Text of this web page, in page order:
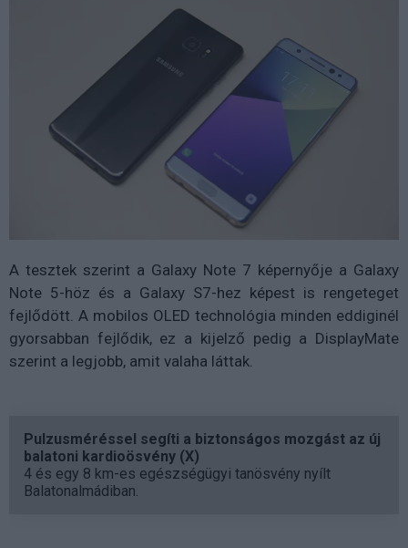
A tesztek szerint a Galaxy Note 7 képernyője a Galaxy
Note 5-höz és a Galaxy S7-hez képest is rengeteget
fejlődött. A mobilos OLED technológia minden eddiginél
gyorsabban fejlődik, ez a kijelző pedig a DisplayMate
szerint a legjobb, amit valaha láttak.
Pulzusméréssel segíti a biztonságos mozgást az új
balatoni kardioösvény (X)
4 és egy 8 km-es egészségügyi tanösvény nyílt
Balatonalmádiban.